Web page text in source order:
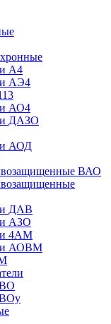
А4
АЭ4
АО4
ДАЗО
АОД
ВАО
ДАВ
АЗО
4АМ
АОВМ